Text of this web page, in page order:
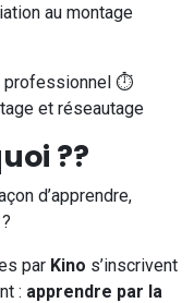
au montage
professionnel ⏱️
et réseautage
??
d’apprendre,
par Kino s’inscrivent
: apprendre par la